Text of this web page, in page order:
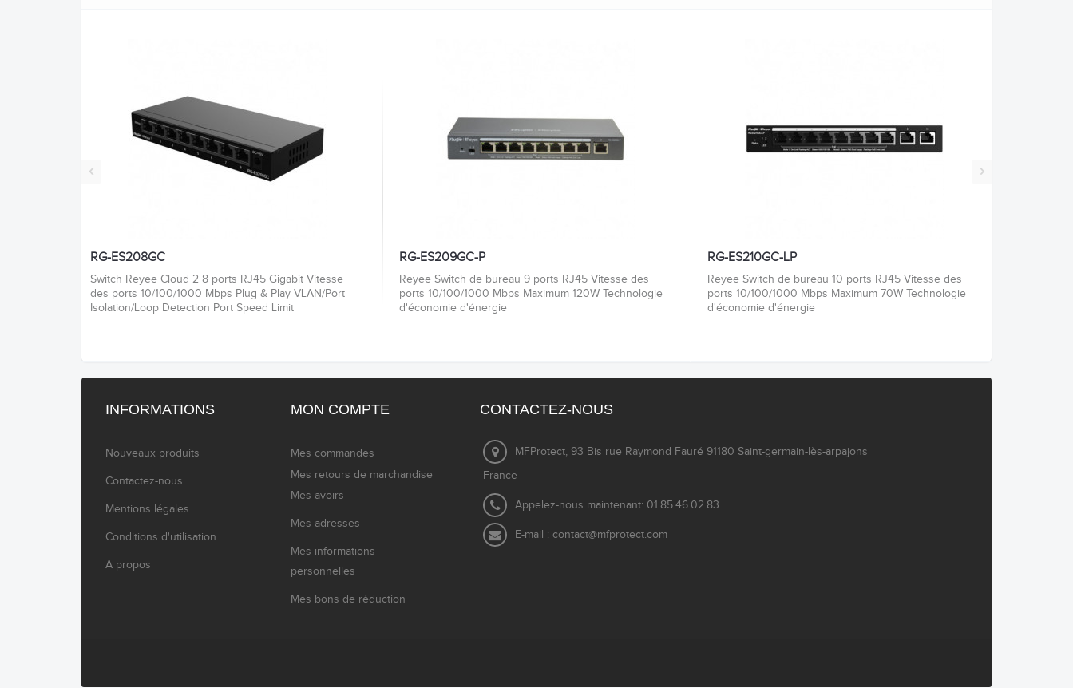
‹ ›
RG-ES208GC
Switch Reyee Cloud 2 8 ports RJ45 Gigabit Vitesse
des ports 10/100/1000 Mbps Plug & Play VLAN/Port
Isolation/Loop Detection Port Speed Limit
RG-ES209GC-P
Reyee Switch de bureau 9 ports RJ45 Vitesse des
ports 10/100/1000 Mbps Maximum 120W Technologie
d'économie d'énergie
RG-ES210GC-LP
Reyee Switch de bureau 10 ports RJ45 Vitesse des
ports 10/100/1000 Mbps Maximum 70W Technologie
d'économie d'énergie
INFORMATIONS
Nouveaux produits
Contactez-nous
Mentions légales
Conditions d'utilisation
A propos
MON COMPTE
Mes commandes
Mes retours de marchandise
Mes avoirs
Mes adresses
Mes informations
personnelles
Mes bons de réduction
CONTACTEZ-NOUS
MFProtect, 93 Bis rue Raymond Fauré 91180 Saint-germain-lès-arpajons
France
Appelez-nous maintenant: 01.85.46.02.83
E-mail : contact@mfprotect.com